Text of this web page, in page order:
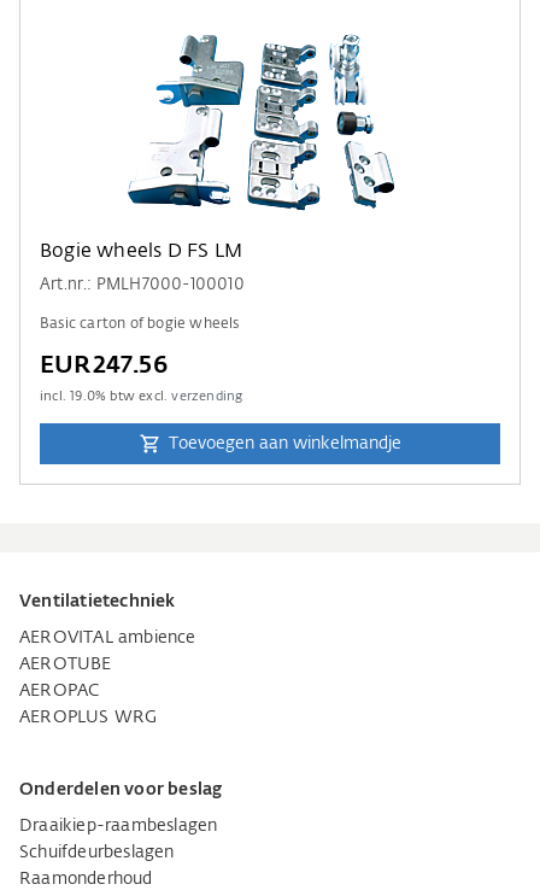
Bogie wheels D FS LM
Art.nr.: PMLH7000-100010
Basic carton of bogie wheels
EUR247.56
incl.19.0% btw excl.verzending
Toevoegen aan winkelmandje
Ventilatietechniek
AEROVITAL ambience
AEROTUBE
AEROPAC
AEROPLUS WRG
Onderdelen voor beslag
Draaikiep-raambeslagen
Schuifdeurbeslagen
Raamonderhoud